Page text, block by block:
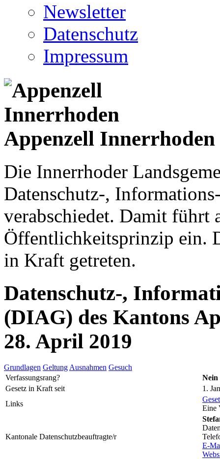
Newsletter
Datenschutz
Impressum
Appenzell Innerrhoden
Die Innerrhoder
Datenschutz-,
verabschiedet. Damit führt
Öffentlichkeitsprinzip ein.
in Kraft getreten.
Datenschutz-,
(DIAG) des Kantons
28. April 2019
Grundlagen Geltung Ausnahmen Gesuch
Verfassungsrang?
Nein
Gesetz in Kraft seit
1.
Links
Eine
Kantonale Datenschutzbeauftragte/r
E-